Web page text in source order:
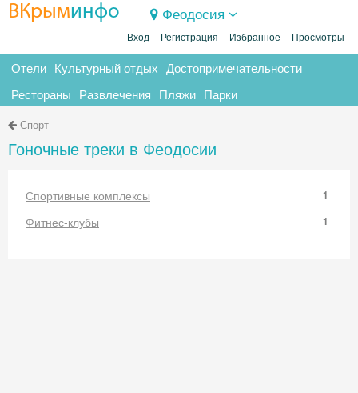
ВКрыминфо Феодосия
Вход Регистрация Избранное Просмотры
Отели Культурный отдых Достопримечательности
Рестораны Развлечения Пляжи Парки
Спорт
Гоночные треки в Феодосии
Спортивные комплексы 1
Фитнес-клубы 1